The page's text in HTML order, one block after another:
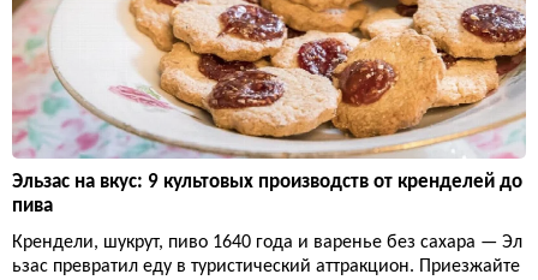
Эльзас на вкус: 9 культовых производств от кренделей до
пива
Крендели, шукрут, пиво 1640 года и варенье без сахара — Эл
ьзас превратил еду в туристический аттракцион. Приезжайте